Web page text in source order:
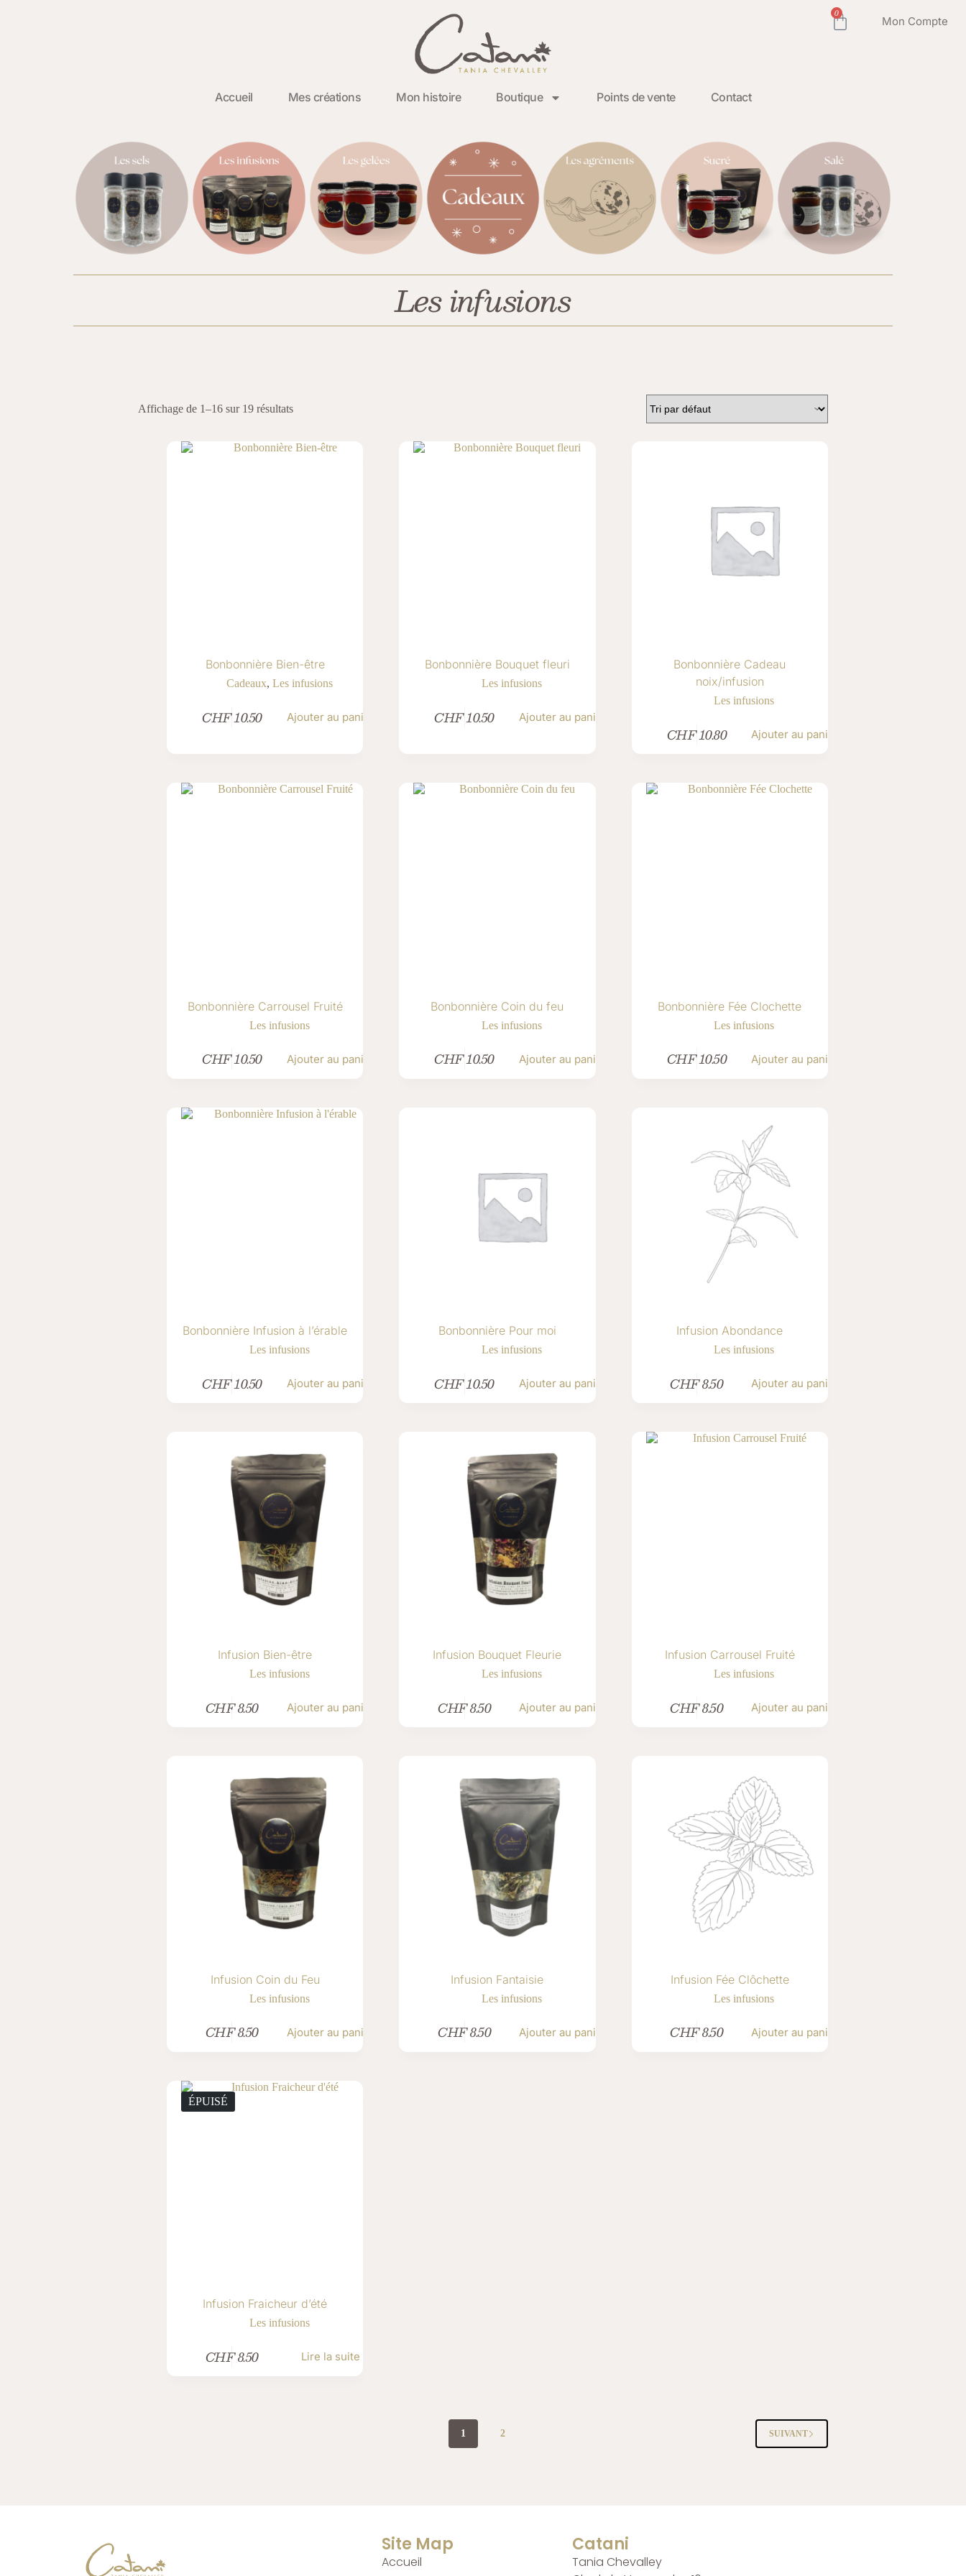
Accueil Mes créations Mon histoire Boutique Points de vente Contact
Mon Compte
0
Les infusions
Affichage de 1–16 sur 19 résultats
Bonbonnière Bien-être
Cadeaux, Les infusions
CHF10.50 Ajouter au panier
Bonbonnière Bouquet fleuri
Les infusions
CHF10.50 Ajouter au panier
Bonbonnière Cadeau
noix/infusion
Les infusions
CHF10.80 Ajouter au panier
Bonbonnière Carrousel Fruité
Les infusions
CHF10.50 Ajouter au panier
Bonbonnière Coin du feu
Les infusions
CHF10.50 Ajouter au panier
Bonbonnière Fée Clochette
Les infusions
CHF10.50 Ajouter au panier
Bonbonnière Infusion à l’érable
Les infusions
CHF10.50 Ajouter au panier
Bonbonnière Pour moi
Les infusions
CHF10.50 Ajouter au panier
Infusion Abondance
Les infusions
CHF8.50 Ajouter au panier
Infusion Bien-être
Les infusions
CHF8.50 Ajouter au panier
Infusion Bouquet Fleurie
Les infusions
CHF8.50 Ajouter au panier
Infusion Carrousel Fruité
Les infusions
CHF8.50 Ajouter au panier
Infusion Coin du Feu
Les infusions
CHF8.50 Ajouter au panier
Infusion Fantaisie
Les infusions
CHF8.50 Ajouter au panier
Infusion Fée Clôchette
Les infusions
CHF8.50 Ajouter au panier
ÉPUISÉ
Infusion Fraicheur d’été
Les infusions
CHF8.50 Lire la suite
1 2 SUIVANT
Site Map
Accueil
Catani
Tania Chevalley